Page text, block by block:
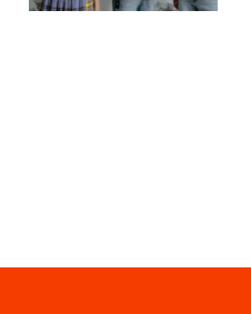
Untertitel